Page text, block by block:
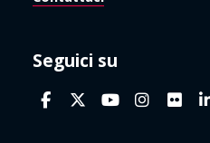
Seguici su